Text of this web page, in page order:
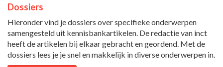
Dossiers
Hieronder vind je dossiers over specifieke onderwerpen
samengesteld uit kennisbankartikelen. De redactie van inct
heeft de artikelen bij elkaar gebracht en geordend. Met de
dossiers lees je je snel en makkelijk in diverse onderwerpen in.